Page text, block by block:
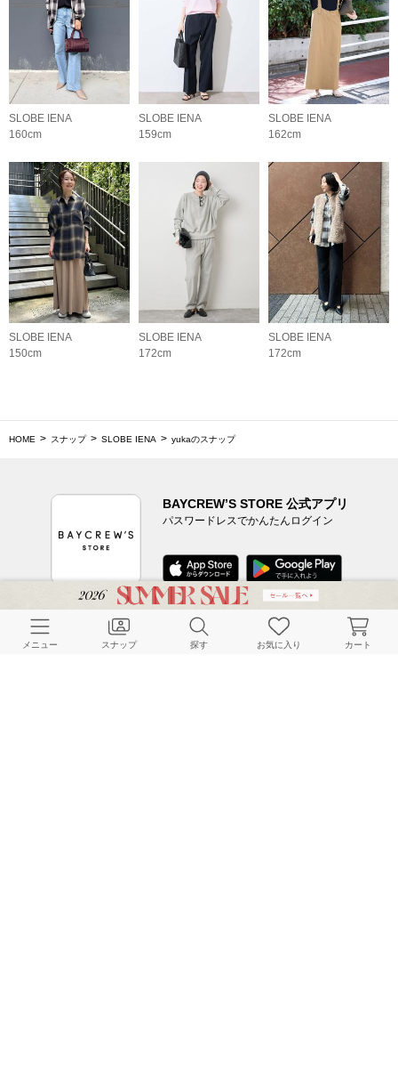
SLOBE IENA
160cm
SLOBE IENA
159cm
SLOBE IENA
162cm
SLOBE IENA
150cm
SLOBE IENA
172cm
SLOBE IENA
172cm
HOME スナップ SLOBE IENA yukaのスナップ
BAYCREW’S STORE 公式アプリ
パスワードレスでかんたんログイン
CUSTOMER SERVICE
メニュー スナップ 探す お気に入り カート